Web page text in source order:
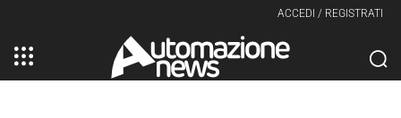
ACCEDI / REGISTRATI